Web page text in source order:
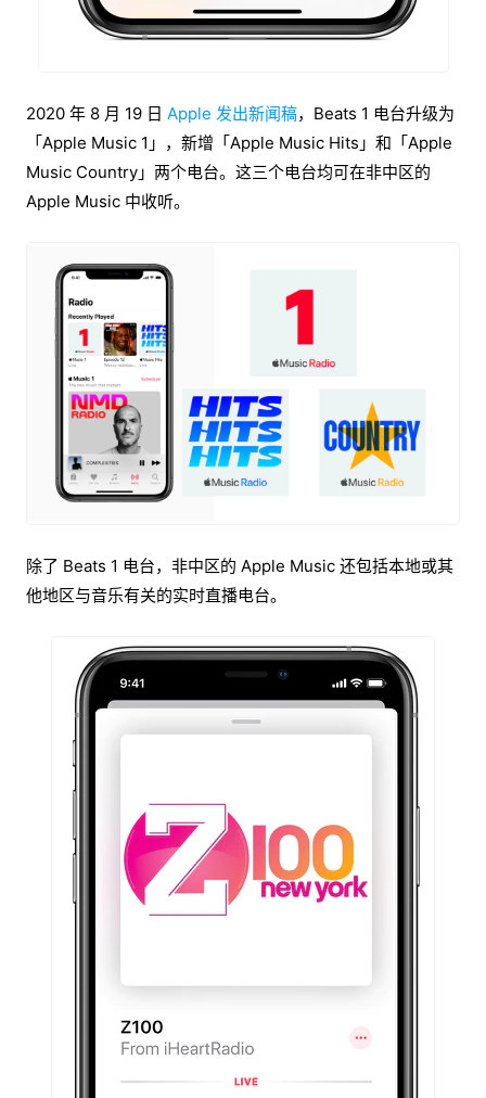
2020 年 8 月 19 日 Apple 发出新闻稿，Beats 1 电台升级为
「Apple Music 1」，新增「Apple Music Hits」和「Apple
Music Country」两个电台。这三个电台均可在非中区的
Apple Music 中收听。
除了 Beats 1 电台，非中区的 Apple Music 还包括本地或其
他地区与音乐有关的实时直播电台。